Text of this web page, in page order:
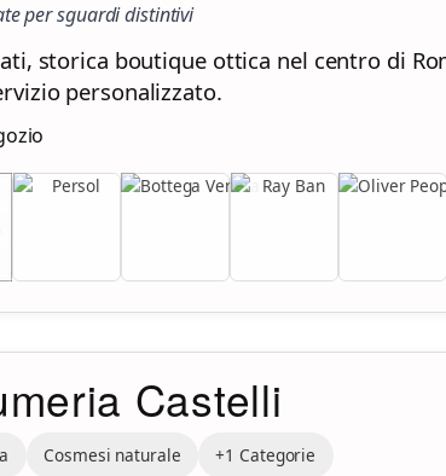
per sguardi distintivi
storica boutique ottica nel centro di
personalizzato.
Castelli
Cosmesi naturale +1 Categorie